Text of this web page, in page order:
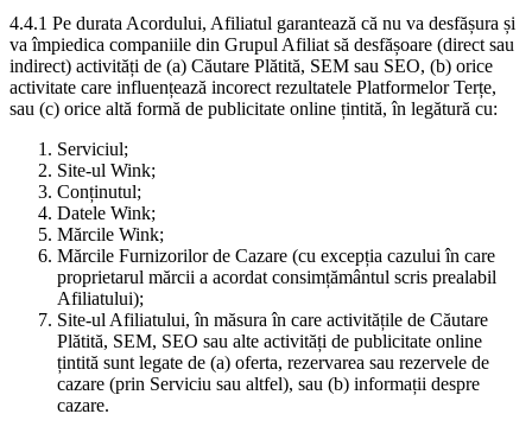
4.4.1 Pe durata Acordului, Afiliatul garantează că nu va desfășura și
va împiedica companiile din Grupul Afiliat să desfășoare (direct sau
indirect) activități de (a) Căutare Plătită, SEM sau SEO, (b) orice
activitate care influențează incorect rezultatele Platformelor Terțe,
sau (c) orice altă formă de publicitate online țintită, în legătură cu:
Serviciul;
Site-ul Wink;
Conținutul;
Datele Wink;
Mărcile Wink;
Mărcile Furnizorilor de Cazare (cu excepția cazului în care
proprietarul mărcii a acordat consimțământul scris prealabil
Afiliatului);
Site-ul Afiliatului, în măsura în care activitățile de Căutare
Plătită, SEM, SEO sau alte activități de publicitate online
țintită sunt legate de (a) oferta, rezervarea sau rezervele de
cazare (prin Serviciu sau altfel), sau (b) informații despre
cazare.